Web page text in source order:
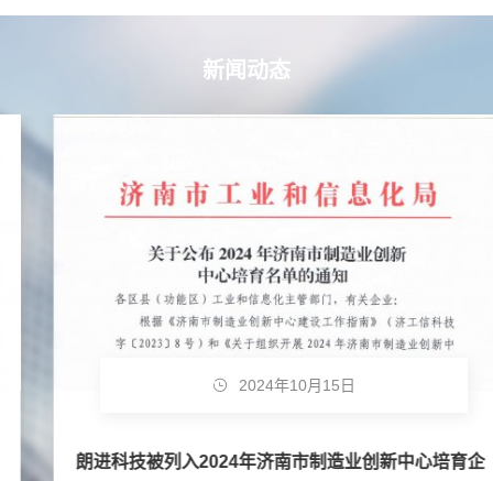
新闻动态
2024年10月15日
朗进科技被列入2024年济南市制造业创新中心培育企